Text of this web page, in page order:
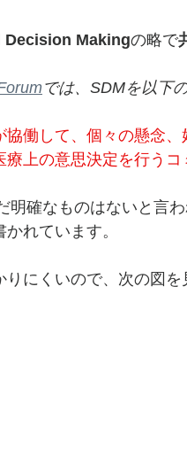
Decision Makingの略で
では、SDMを以下
協働して、個々の懸念
療上の意思決定を行う
明確なものはないと言
れています。
りにくいので、次の図